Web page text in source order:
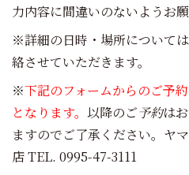
力内容に間違いのないようお願
※詳細の日時・場所について
絡させていただきます。
※下記のフォームからのご予
となります。 以降のご予約は
ますのでご了承ください。ヤ
店 TEL. 0995-47-3111